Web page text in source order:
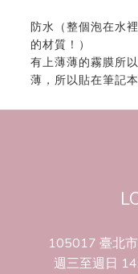
防水（整個泡在水
的材質！）
有上薄薄的霧膜所
薄，所以貼在筆記
105017 臺北
週三至週日